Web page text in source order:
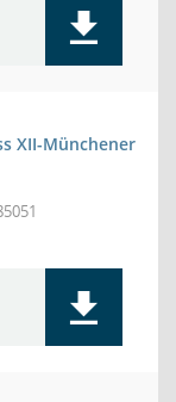
XII-Münchener